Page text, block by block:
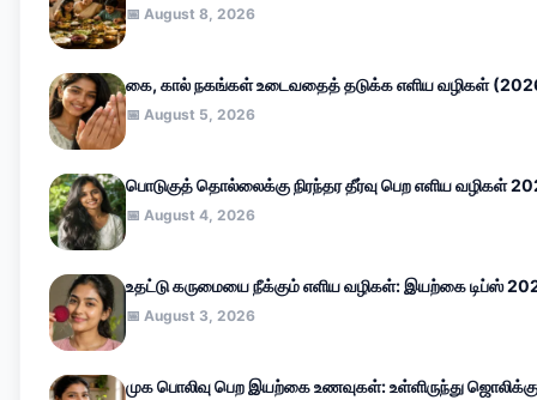
📅 August 8, 2026
கை, கால் நகங்கள் உடைவதைத் தடுக்க எளிய வழிகள்
📅 August 5, 2026
பொடுகுத் தொல்லைக்கு நிரந்தர தீர்வு பெற எளிய வழிகள்
📅 August 4, 2026
உதட்டு கருமையை நீக்கும் எளிய வழிகள்: இயற்கை டிப்ஸ்
📅 August 3, 2026
முக பொலிவு பெற இயற்கை உணவுகள்: உள்ளிருந்து